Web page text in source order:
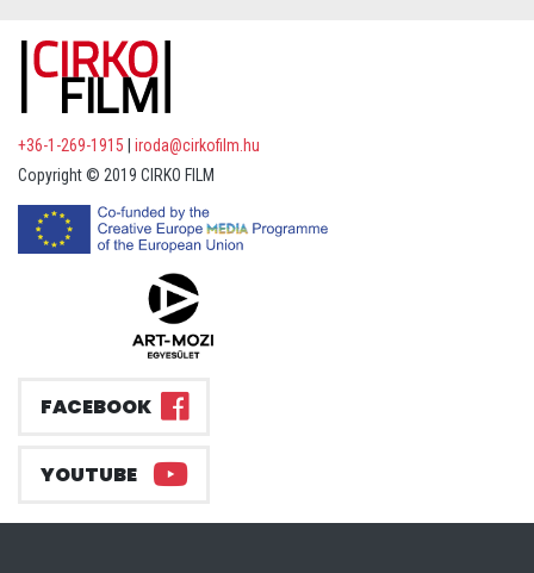
+36-1-269-1915
iroda@cirkofilm.hu
Copyright © 2019 CIRKO FILM
FACEBOOK
YOUTUBE